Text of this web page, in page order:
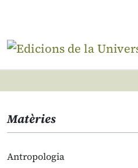
Matèries
Antropologia